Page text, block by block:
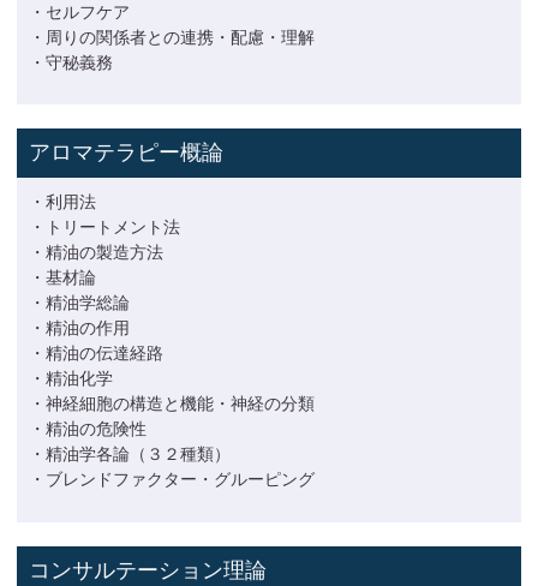
・セルフケア
・周りの関係者との連携・配慮・理解
・守秘義務
アロマテラピー概論
・利用法
・トリートメント法
・精油の製造方法
・基材論
・精油学総論
・精油の作用
・精油の伝達経路
・精油化学
・神経細胞の構造と機能・神経の分類
・精油の危険性
・精油学各論（３２種類）
・ブレンドファクター・グルーピング
コンサルテーション理論